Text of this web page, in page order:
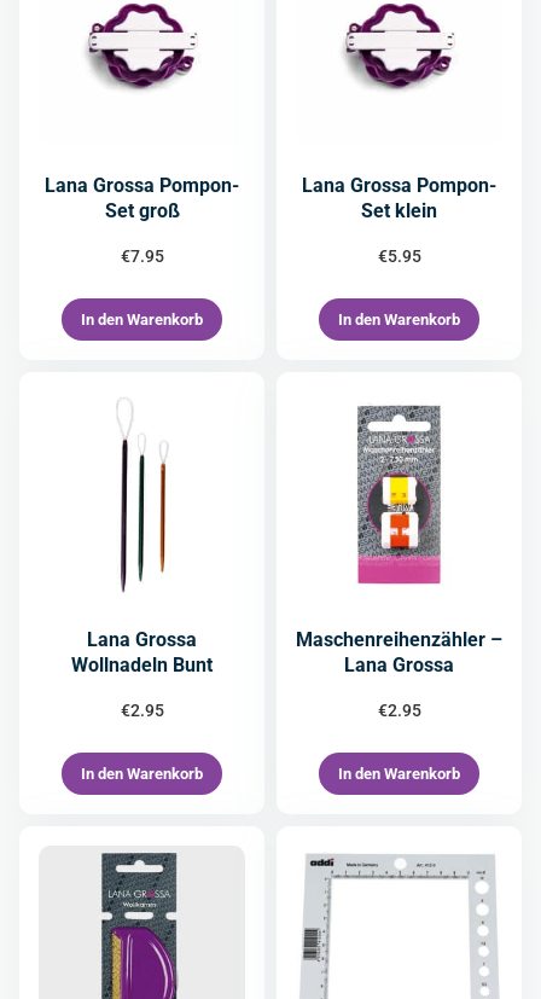
Lana Grossa Pompon-
Set groß
€7.95
In den Warenkorb
Lana Grossa Pompon-
Set klein
€5.95
In den Warenkorb
Lana Grossa
Wollnadeln Bunt
€2.95
In den Warenkorb
Maschenreihenzähler –
Lana Grossa
€2.95
In den Warenkorb